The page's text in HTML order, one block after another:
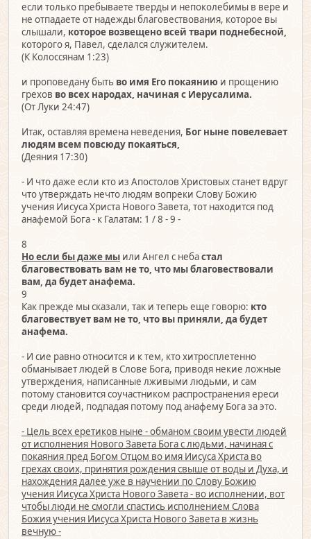
если только пребываете тверды и непоколебимы в вере и
не отпадаете от надежды благовествования, которое вы
слышали, которое возвещено всей твари поднебесной,
которого я, Павел, сделался служителем.
(К Колоссянам 1:23)
и проповедану быть во имя Его покаянию и прощению
грехов во всех народах, начиная с Иерусалима.
(От Луки 24:47)
Итак, оставляя времена неведения, Бог ныне повелевает
людям всем повсюду покаяться,
(Деяния 17:30)
- И что даже если кто из Апостолов Христовых станет вдруг
что утверждать нечто людям вопреки Слову Божию
учения Иисуса Христа Нового Завета, тот находится под
анафемой Бога - к Галатам: 1 / 8 - 9 -
8
Но если бы даже мы или Ангел с небастал
благовествовать вам не то, что мы благовествовали
вам, да будет анафема.
9
Как прежде мы сказали, так и теперь еще говорю: кто
благовествует вам не то, что вы приняли, да будет
анафема.
- И сие равно относится и к тем, кто хитросплетенно
обманывает людей в Слове Бога, приводя некие ложные
утверждения, написанные лживыми людьми, и сам
потому становится соучастником распространения ереси
среди людей, подпадая потому под анафему Бога за это.
- Цель всех еретиков ныне - обманом своим увести людей
от исполнения Нового Завета Бога с людьми, начиная с
покаяния пред Богом Отцом во имя Иисуса Христа во
грехах своих, принятия рождения свыше от воды и Духа, и
нахождения далее уже в научении по Слову Божию
учения Иисуса Христа Нового Завета - во исполнении, вот
чтобы люди не смогли спастись исполнением Слова
Божия учения Иисуса Христа Нового Завета в жизнь
вечную -